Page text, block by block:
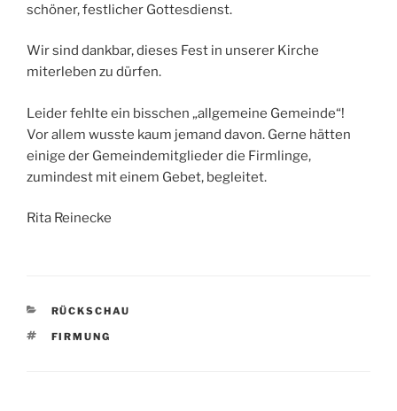
schöner, festlicher Gottesdienst.
Wir sind dankbar, dieses Fest in unserer Kirche
miterleben zu dürfen.
Leider fehlte ein bisschen „allgemeine Gemeinde“!
Vor allem wusste kaum jemand davon. Gerne hätten
einige der Gemeindemitglieder die Firmlinge,
zumindest mit einem Gebet, begleitet.
Rita Reinecke
KATEGORIEN
RÜCKSCHAU
SCHLAGWÖRTER
FIRMUNG